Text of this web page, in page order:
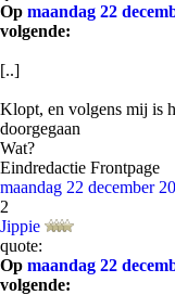
Op maandag 22
volgende:
[..]
Klopt, en volgens mij is
doorgegaan
Wat?
Eindredactie Frontpage
maandag 22 december
2
Jippie
quote:
Op maandag 22
volgende: